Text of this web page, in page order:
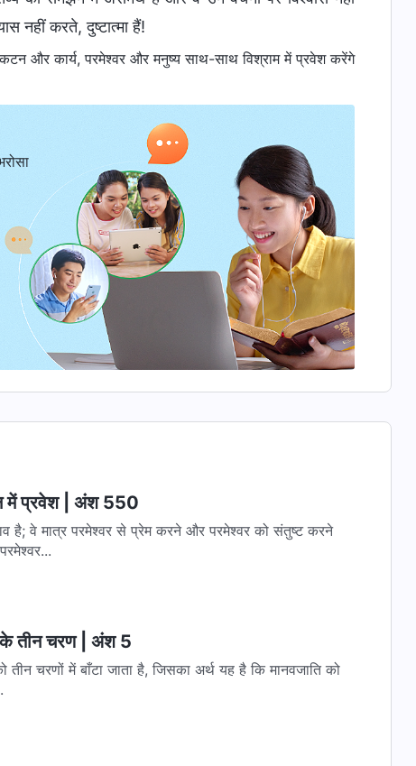
नहीं करते, दुष्टात्मा हैं!
और कार्य, परमेश्वर और मनुष्य साथ-साथ विश्राम में प्रवेश करेंगे
में प्रवेश | अंश 550
वे मात्र परमेश्वर से प्रेम करने और परमेश्वर को संतुष्ट करने
के तीन चरण | अंश 5
चरणों में बाँटा जाता है, जिसका अर्थ यह है कि मानवजाति को